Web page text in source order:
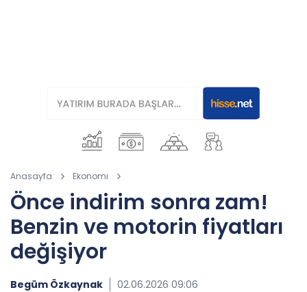
Anasayfa Ekonomi
Önce indirim sonra zam!
Benzin ve motorin fiyatları
değişiyor
Begüm Özkaynak 02.06.2026 09:06